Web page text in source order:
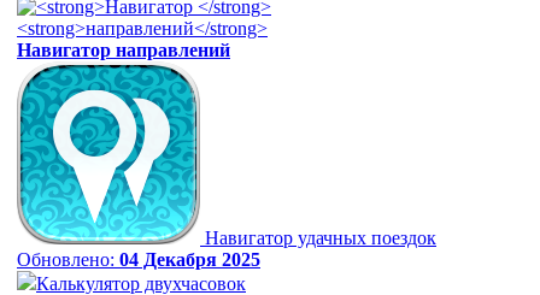
Навигатор направлений
Навигатор удачных поездок
Обновлено: 04 Декабря 2025
Калькулятор двухчасовок